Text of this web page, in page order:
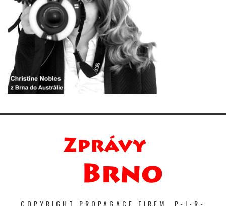
COPYRIGHT PROPAGACE FIREM. P-I-R-